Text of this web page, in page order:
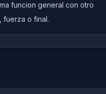
funcion general con otro
fuerza o final.